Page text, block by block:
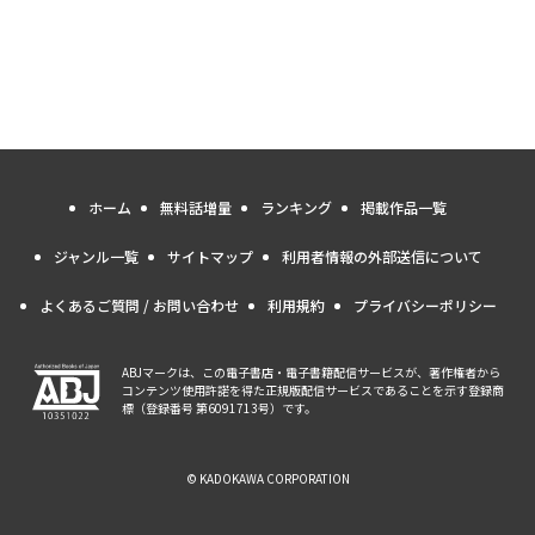
ホーム 無料話増量 ランキング 掲載作品一覧
ジャンル一覧 サイトマップ 利用者情報の外部送信について
よくあるご質問 / お問い合わせ 利用規約 プライバシーポリシー
ABJマークは、この電子書店・電子書籍配信サービスが、著作権者から
コンテンツ使用許諾を得た正規版配信サービスであることを示す登録商
標（登録番号 第6091713号）です。
© KADOKAWA CORPORATION